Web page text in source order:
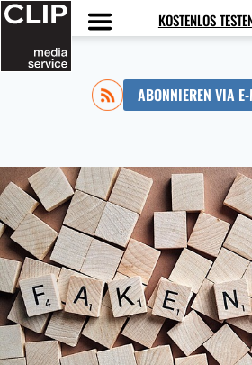
Zum
Inhalt
springen
KOSTENLOS
ABONNIEREN VIA